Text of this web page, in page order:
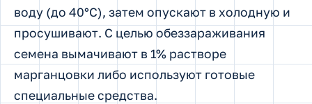
воду (до 40°С), затем опускают в холодную и
просушивают. С целью обеззараживания
семена вымачивают в 1% растворе
марганцовки либо используют готовые
специальные средства.